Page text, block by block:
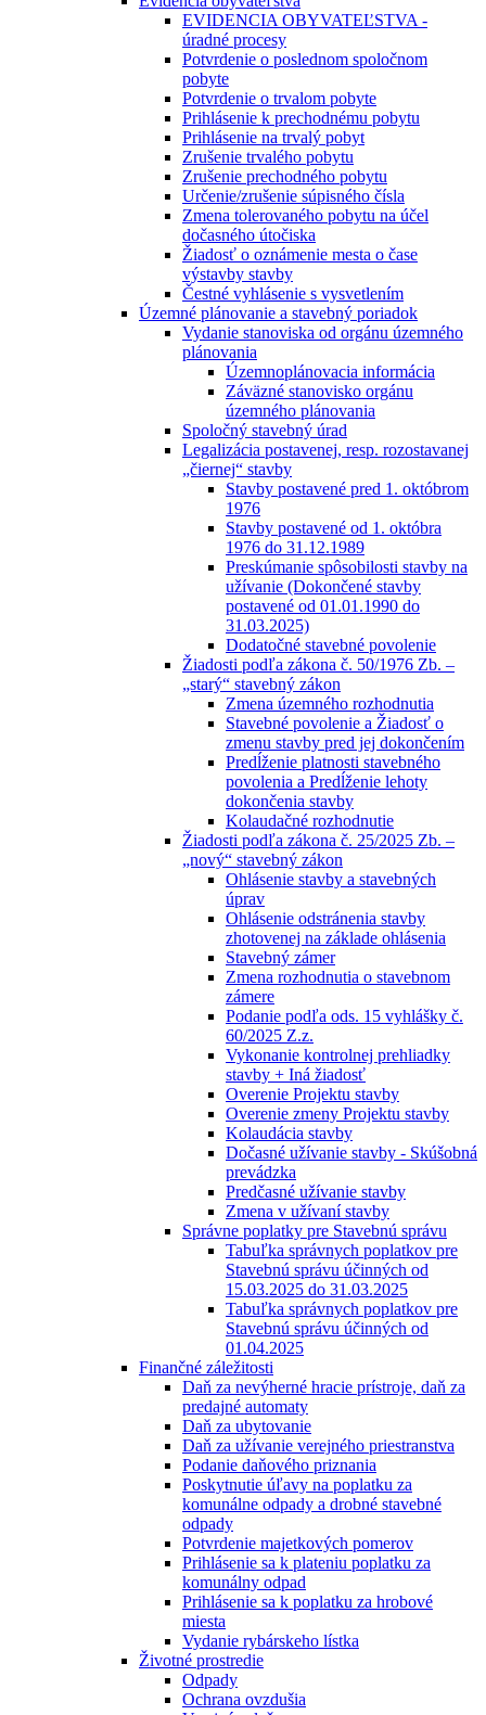
EVIDENCIA OBYVATEĽSTVA -
úradné procesy
Potvrdenie o poslednom spoločnom
pobyte
Potvrdenie o trvalom pobyte
Prihlásenie k prechodnému pobytu
Prihlásenie na trvalý pobyt
Zrušenie trvalého pobytu
Zrušenie prechodného pobytu
Určenie/zrušenie súpisného čísla
Zmena tolerovaného pobytu na účel
dočasného útočiska
Žiadosť o oznámenie mesta o čase
výstavby stavby
Čestné vyhlásenie s vysvetlením
Územné plánovanie a stavebný poriadok
Vydanie stanoviska od orgánu územného
plánovania
Územnoplánovacia informácia
Záväzné stanovisko orgánu
územného plánovania
Spoločný stavebný úrad
Legalizácia postavenej, resp. rozostavanej
„čiernej“ stavby
Stavby postavené pred 1. októbrom
1976
Stavby postavené od 1. októbra
1976 do 31.12.1989
Preskúmanie spôsobilosti stavby na
užívanie (Dokončené stavby
postavené od 01.01.1990 do
31.03.2025)
Dodatočné stavebné povolenie
Žiadosti podľa zákona č. 50/1976 Zb. –
„starý“ stavebný zákon
Zmena územného rozhodnutia
Stavebné povolenie a Žiadosť o
zmenu stavby pred jej dokončením
Predĺženie platnosti stavebného
povolenia a Predĺženie lehoty
dokončenia stavby
Kolaudačné rozhodnutie
Žiadosti podľa zákona č. 25/2025 Zb. –
„nový“ stavebný zákon
Ohlásenie stavby a stavebných
úprav
Ohlásenie odstránenia stavby
zhotovenej na základe ohlásenia
Stavebný zámer
Zmena rozhodnutia o stavebnom
zámere
Podanie podľa ods. 15 vyhlášky č.
60/2025 Z.z.
Vykonanie kontrolnej prehliadky
stavby + Iná žiadosť
Overenie Projektu stavby
Overenie zmeny Projektu stavby
Kolaudácia stavby
Dočasné užívanie stavby - Skúšobná
prevádzka
Predčasné užívanie stavby
Zmena v užívaní stavby
Správne poplatky pre Stavebnú správu
Tabuľka správnych poplatkov pre
Stavebnú správu účinných od
15.03.2025 do 31.03.2025
Tabuľka správnych poplatkov pre
Stavebnú správu účinných od
01.04.2025
Finančné záležitosti
Daň za nevýherné hracie prístroje, daň za
predajné automaty
Daň za ubytovanie
Daň za užívanie verejného priestranstva
Podanie daňového priznania
Poskytnutie úľavy na poplatku za
komunálne odpady a drobné stavebné
odpady
Potvrdenie majetkových pomerov
Prihlásenie sa k plateniu poplatku za
komunálny odpad
Prihlásenie sa k poplatku za hrobové
miesta
Vydanie rybárskeho lístka
Životné prostredie
Odpady
Ochrana ovzdušia